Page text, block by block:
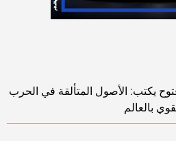
يكتب: الأصول المتألقة في الحرب
بالعالم